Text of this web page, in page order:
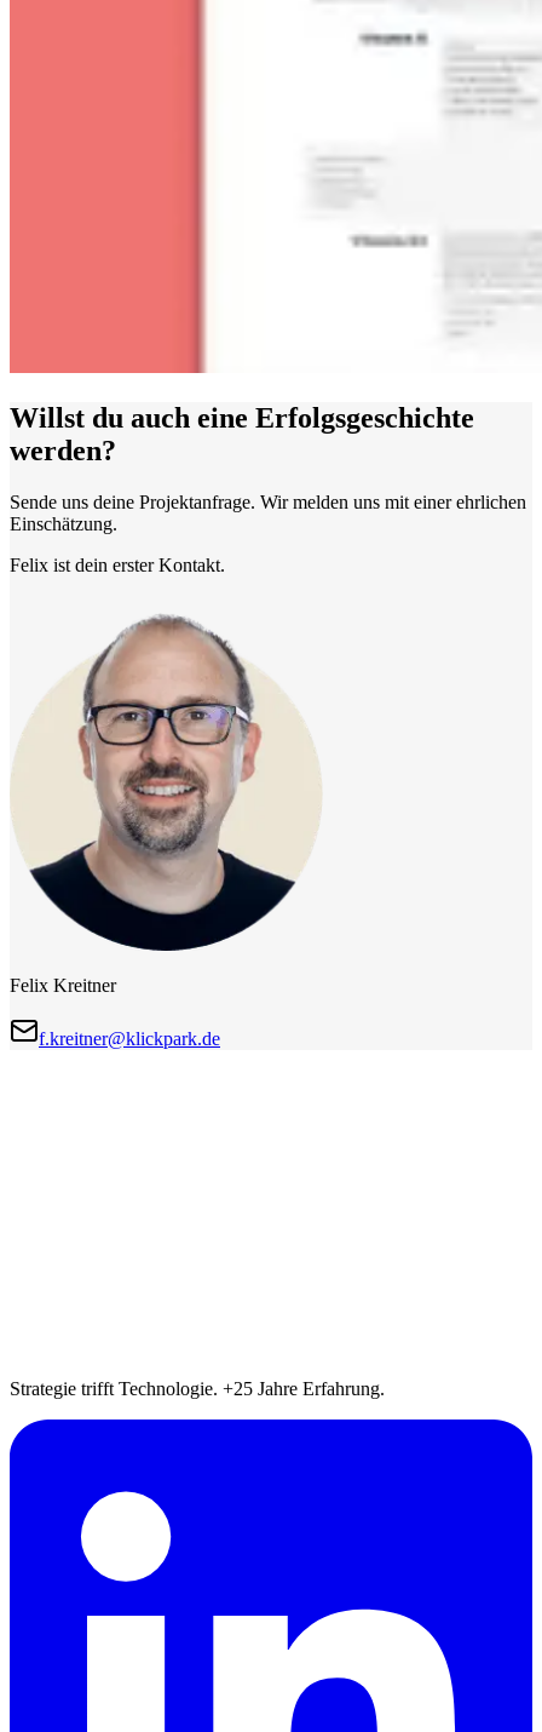
Willst du auch eine Erfolgsgeschichte
werden?
Sende uns deine Projektanfrage. Wir melden uns mit einer ehrlichen
Einschätzung.
Felix ist dein erster Kontakt.
Felix Kreitner
f.kreitner@klickpark.de
Strategie trifft Technologie. +25 Jahre Erfahrung.